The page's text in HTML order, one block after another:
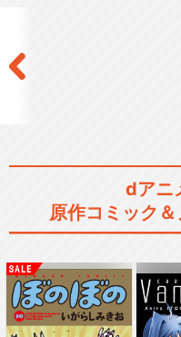
dアニ
原作コミック＆